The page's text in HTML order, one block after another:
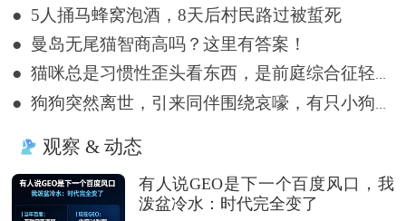
● 5人捅马蜂窝泡酒，8天后村民路过被蜇死
● 曼岛无尾猫智商高吗？这里有答案！
● 猫咪总是习惯性歪头看东西，是前庭综合征轻症吗？
● 狗狗突然离世，引来同伴围绕哀嚎，有只小狗尿都没撒完就来了
观察 & 动态
有人说GEO是下一个百度风口，我
泼盆冷水：时代完全变了